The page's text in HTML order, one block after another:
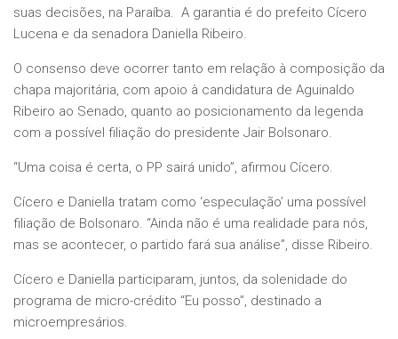
suas decisões, na Paraíba. A garantia é do prefeito Cícero
Lucena e da senadora Daniella Ribeiro.
O consenso deve ocorrer tanto em relação à composição da
chapa majoritária, com apoio à candidatura de Aguinaldo
Ribeiro ao Senado, quanto ao posicionamento da legenda
com a possível filiação do presidente Jair Bolsonaro.
“Uma coisa é certa, o PP sairá unido”, afirmou Cícero.
Cícero e Daniella tratam como ‘especulação’ uma possível
filiação de Bolsonaro. “Ainda não é uma realidade para nós,
mas se acontecer, o partido fará sua análise”, disse Ribeiro.
Cícero e Daniella participaram, juntos, da solenidade do
programa de micro-crédito “Eu posso”, destinado a
microempresários.